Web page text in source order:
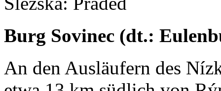
Burg Sovinec (dt.:
An den Ausläufern des